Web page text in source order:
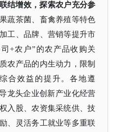
结增效，探索农户充分参
蔬茶菌、畜禽养殖等特色
工、品牌、营销等提升市
司+农户”的农产品收购关
农产品的内生动力，限制
合效益的提升。各地遵
龙头企业创新产业化经营
入股、农资集采统供、技
、灵活务工就业等多重联